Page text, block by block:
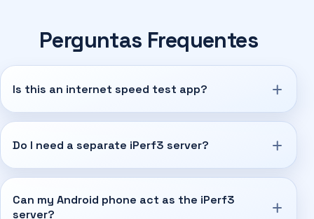
Perguntas Frequentes
Is this an internet speed test app?
Do I need a separate iPerf3 server?
Can my Android phone act as the iPerf3
server?